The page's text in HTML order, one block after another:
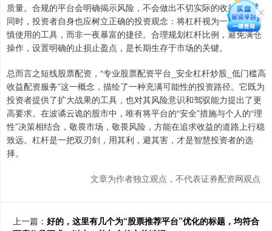
质量。合规的平台会明确揭示风险，不会做出不切实际的收益承诺。
同时，投资者自身也应树立正确的投资观念：将杠杆视为一种需要谨
慎使用的工具，而非一夜暴富的捷径。合理规划杠杆比例，避免满仓
操作，设置明确的止损止盈点，是长期生存于市场的关键。
总而言之短线股票配资，“专业股票配资平台_安全杠杆炒股_低门槛高
收益配资服务”这一概念，描绘了一种充满可能性的投资路径。它既为
投资者提供了扩大战果的工具，也对其风险意识和驾驭能力提出了更
高要求。在波谲云诡的股市中，唯有将平台的“安全”措施与个人的“理
性”决策相结合，敬畏市场，敬畏风险，方能在追求收益的道路上行稳
致远。杠杆是一把双刃剑，用其利，避其害，才是智慧投资者的选
择。
文章为作者独立观点，不代表证券配资网观点
上一篇： 好的，这里有几个为“股票推荐平台”优化的标题，均符合